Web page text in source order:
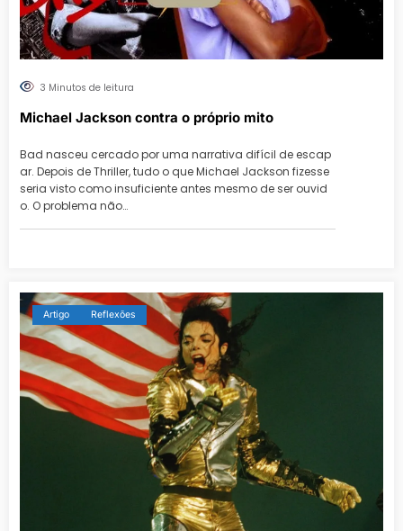
3 Minutos de leitura
Michael Jackson contra o próprio mito
Bad nasceu cercado por uma narrativa difícil de escap
ar. Depois de Thriller, tudo o que Michael Jackson fizesse
seria visto como insuficiente antes mesmo de ser ouvid
o. O problema não…
Artigo Reflexões